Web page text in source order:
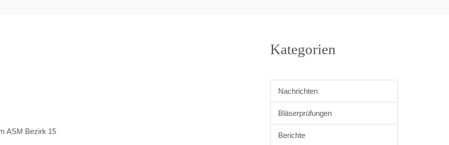
ASM Bezirk 15
Kategorien
Nachrichten
Bläserprüfungen
Berichte